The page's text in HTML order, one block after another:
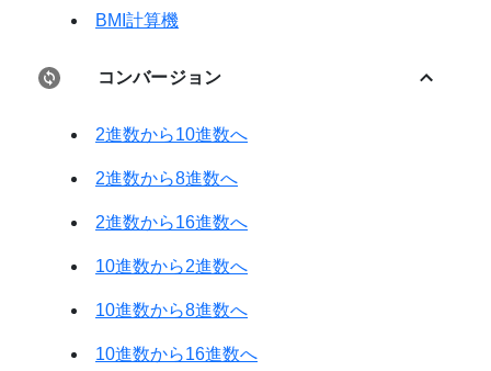
BMI計算機
コンバージョン
2進数から10進数へ
2進数から8進数へ
2進数から16進数へ
10進数から2進数へ
10進数から8進数へ
10進数から16進数へ